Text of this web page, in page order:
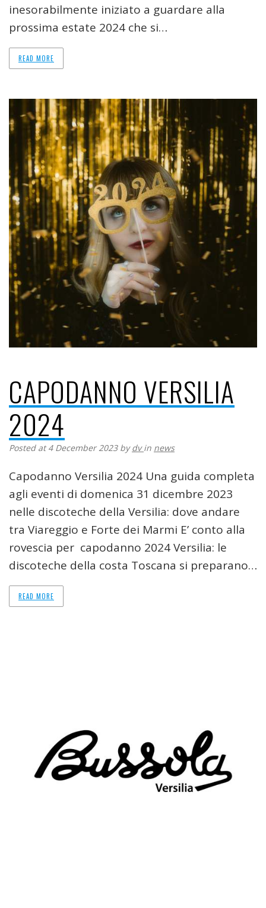
inesorabilmente iniziato a guardare alla
prossima estate 2024 che si…
READ MORE
CAPODANNO VERSILIA
2024
Posted at 4 December 2023 bydvin news
Capodanno Versilia 2024 Una guida completa
agli eventi di domenica 31 dicembre 2023
nelle discoteche della Versilia: dove andare
tra Viareggio e Forte dei Marmi E’ conto alla
rovescia per capodanno 2024 Versilia: le
discoteche della costa Toscana si preparano…
READ MORE